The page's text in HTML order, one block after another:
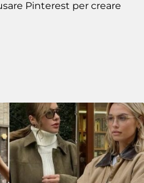
Pinterest per creare